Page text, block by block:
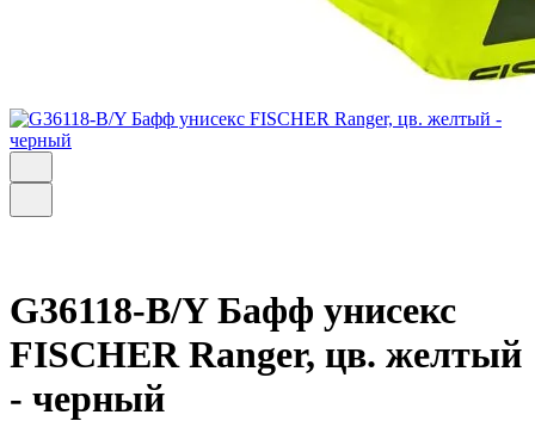
G36118-B/Y Бафф унисекс
FISCHER Ranger, цв. желтый
- черный